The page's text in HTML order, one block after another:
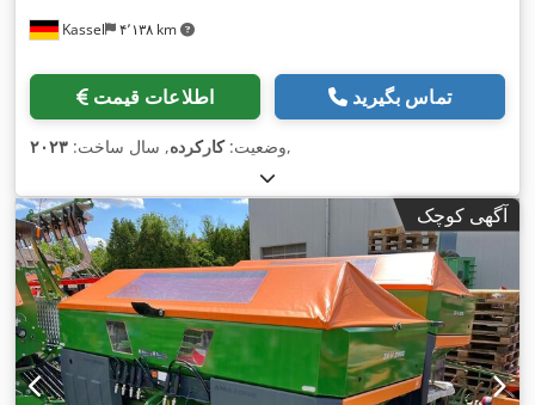
Kassel ۴٬۱۳۸ km
اطلاعات قیمت تماس بگیرید
وضعیت:کارکرده, سال ساخت: ۲۰۲۳ ,
آگهی کوچک